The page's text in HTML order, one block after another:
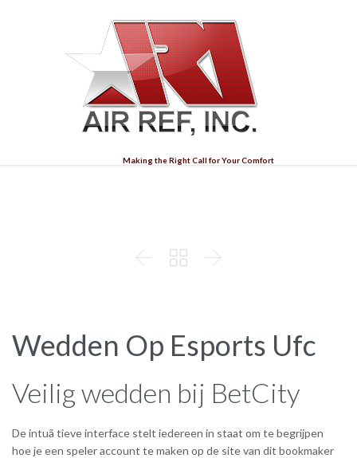
Making the Right Call for Your Comfort
  
Wedden Op Esports Ufc
Veilig wedden bij BetCity
De intuã tieve interface stelt iedereen in staat om te begrijpen
hoe je een speler account te maken op de site van dit bookmaker